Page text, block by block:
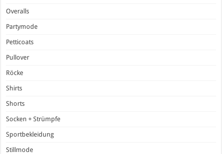
Overalls
Partymode
Petticoats
Pullover
Röcke
Shirts
Shorts
Socken + Strümpfe
Sportbekleidung
Stillmode